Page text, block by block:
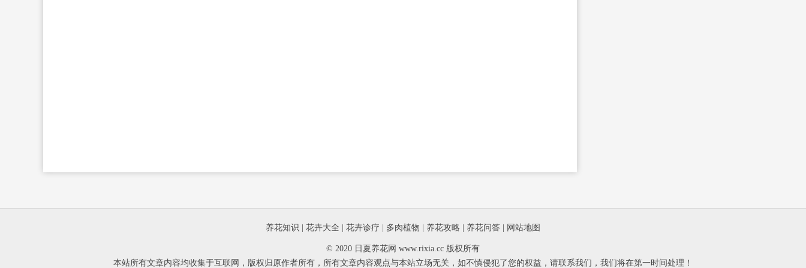
养花知识 | 花卉大全 | 花卉诊疗 | 多肉植物 | 养花攻略 | 养花问答 | 网站地图
© 2020 日夏养花网 www.rixia.cc 版权所有
本站所有文章内容均收集于互联网，版权归原作者所有，所有文章内容观点与本站立场无关，如不慎侵犯了您的权益，请联系我们，我们将在第一时间处理！